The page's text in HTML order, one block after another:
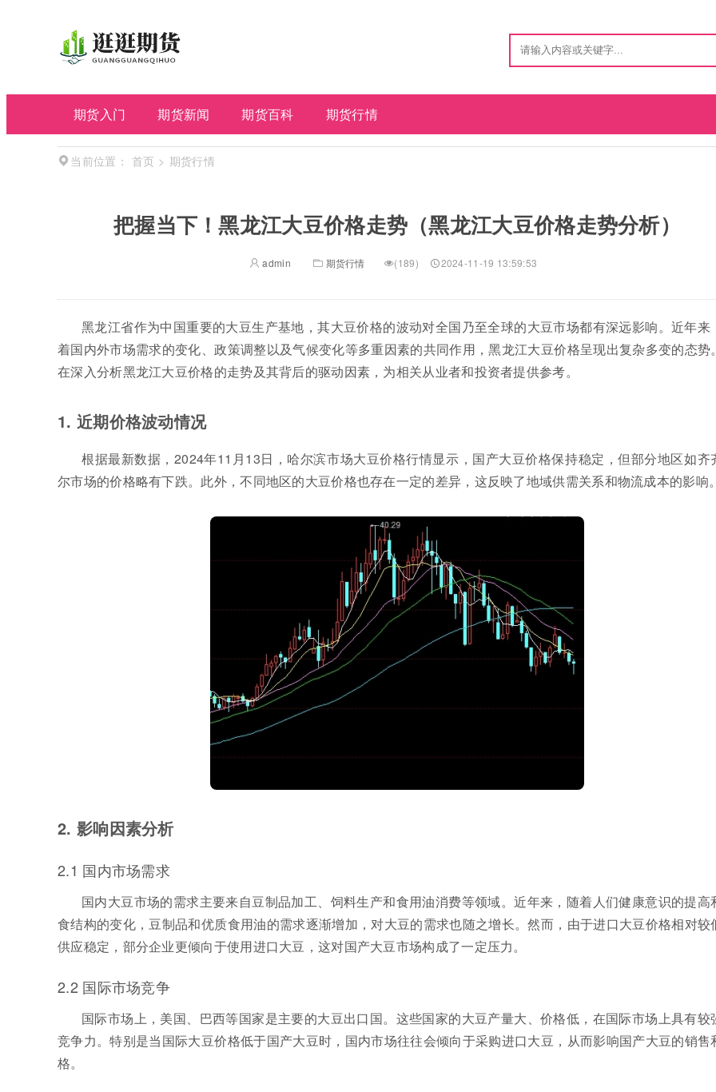
期货入门 期货新闻 期货百科 期货行情
当前位置： 首页 > 期货行情
把握当下！黑龙江大豆价格走势（黑龙江大豆价格走势分析）
admin 期货行情 (189) 2024-11-19 13:59:53
黑龙江省作为中国重要的大豆生产基地，其大豆价格的波动对全国乃至全球的大豆市场都有深远影响。近年来
着国内外市场需求的变化、政策调整以及气候变化等多重因素的共同作用，黑龙江大豆价格呈现出复杂多变的态势
在深入分析黑龙江大豆价格的走势及其背后的驱动因素，为相关从业者和投资者提供参考。
1. 近期价格波动情况
根据最新数据，2024年11月13日，哈尔滨市场大豆价格行情显示，国产大豆价格保持稳定，但部分地区如齐
尔市场的价格略有下跌。此外，不同地区的大豆价格也存在一定的差异，这反映了地域供需关系和物流成本的影响。
2. 影响因素分析
2.1 国内市场需求
国内大豆市场的需求主要来自豆制品加工、饲料生产和食用油消费等领域。近年来，随着人们健康意识的提高
食结构的变化，豆制品和优质食用油的需求逐渐增加，对大豆的需求也随之增长。然而，由于进口大豆价格相对较
供应稳定，部分企业更倾向于使用进口大豆，这对国产大豆市场构成了一定压力。
2.2 国际市场竞争
国际市场上，美国、巴西等国家是主要的大豆出口国。这些国家的大豆产量大、价格低，在国际市场上具有较
竞争力。特别是当国际大豆价格低于国产大豆时，国内市场往往会倾向于采购进口大豆，从而影响国产大豆的销售
格。